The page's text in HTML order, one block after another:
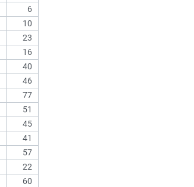
6
10
23
16
40
46
77
51
45
41
57
22
60